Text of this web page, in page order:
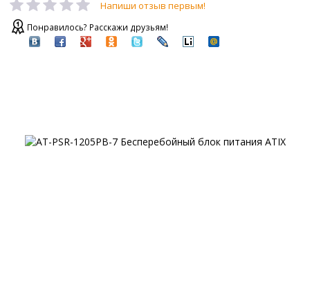
Напиши отзыв первым!
Понравилось? Расскажи друзьям!